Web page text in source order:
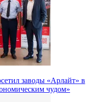
заводы «Арлайт» в
чудом»